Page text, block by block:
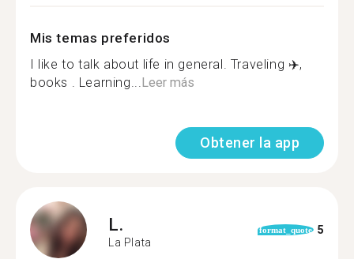
Mis temas preferidos
I like to talk about life in general. Traveling ✈️,
books . Learning...Leer más
Obtener la app
L.
La Plata
format_quote 5